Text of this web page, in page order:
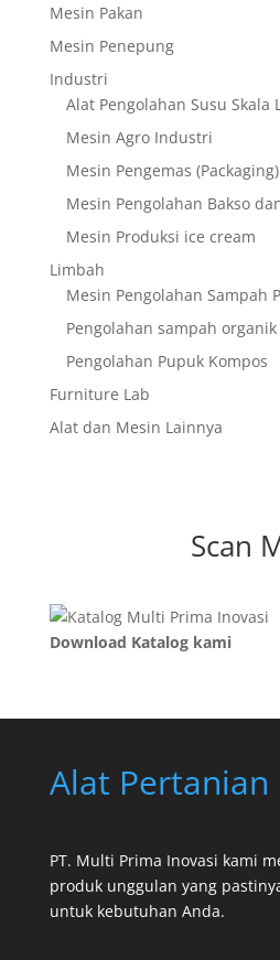
Mesin Pakan
Mesin Penepung
Industri
Alat Pengolahan Susu Skala
Mesin Agro Industri
Mesin Pengemas (Packaging)
Mesin Pengolahan Bakso
Mesin Produksi ice cream
Limbah
Mesin Pengolahan Sampah
Pengolahan sampah organik
Pengolahan Pupuk Kompos
Furniture Lab
Alat dan Mesin Lainnya
Scan
Download Katalog kami
Alat Pertanian
PT. Multi Prima Inovasi kami
produk unggulan yang
untuk kebutuhan Anda.